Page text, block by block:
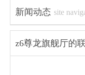
新闻动态 site
z6尊龙旗舰厅的